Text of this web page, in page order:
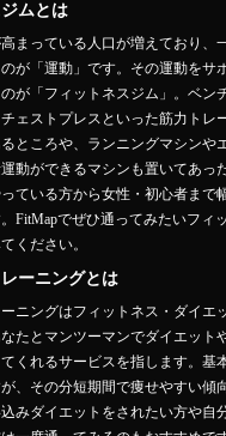
ムとは
まっている人口が増えており、
が「運動」です。その運動をサ
が「フィットネスジム」。ベン
ェストプレスといった筋力トレ
ところや、ランニングマシンや
動ができるマシンも置いてあっ
ている方から女性・初心者まで
FitMapでぜひ通ってみたいフィ
ください。
ーニングとは
ニングはフィットネス・ダイエ
たとマンツーマンでダイエット
くれるサービスを指します。基
、その分短期間で痩せやすい傾
みダイエットをされたい方や自